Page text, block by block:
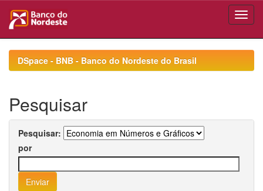
navigationDSpace - BNB - Banco do Nordeste do Brasil
Pesquisar
Pesquisar:
por